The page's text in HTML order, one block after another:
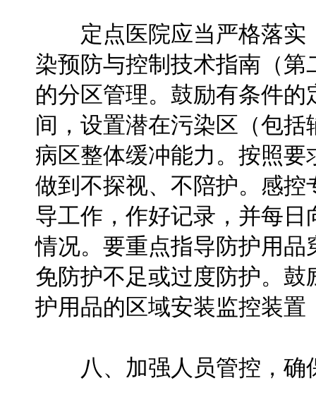
定点医院应当严格落实
染预防与控制技术指南（
的分区管理。鼓励有条件
间，设置潜在污染区（包
病区整体缓冲能力。按照
做到不探视、不陪护。感
导工作，作好记录，并每
情况。要重点指导防护用
免防护不足或过度防护。
护用品的区域安装监控装
八、加强人员管控，确